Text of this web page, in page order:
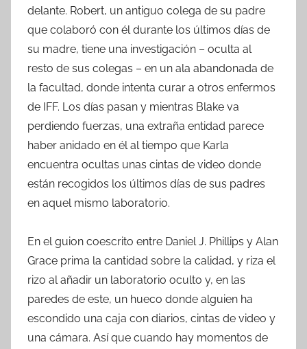
delante. Robert, un antiguo colega de su padre
que colaboró con él durante los últimos días de
su madre, tiene una investigación – oculta al
resto de sus colegas – en un ala abandonada de
la facultad, donde intenta curar a otros enfermos
de IFF. Los días pasan y mientras Blake va
perdiendo fuerzas, una extraña entidad parece
haber anidado en él al tiempo que Karla
encuentra ocultas unas cintas de video donde
están recogidos los últimos días de sus padres
en aquel mismo laboratorio.
En el guion coescrito entre Daniel J. Phillips y Alan
Grace prima la cantidad sobre la calidad, y riza el
rizo al añadir un laboratorio oculto y, en las
paredes de este, un hueco donde alguien ha
escondido una caja con diarios, cintas de video y
una cámara. Así que cuando hay momentos de